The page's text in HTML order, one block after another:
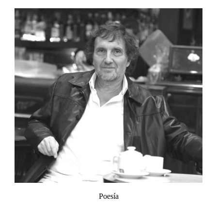
Poesía